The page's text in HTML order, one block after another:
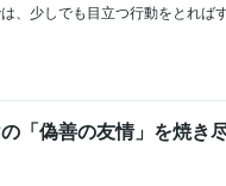
、少しでも目立つ行動をとれば
の「偽善の友情」を焼き